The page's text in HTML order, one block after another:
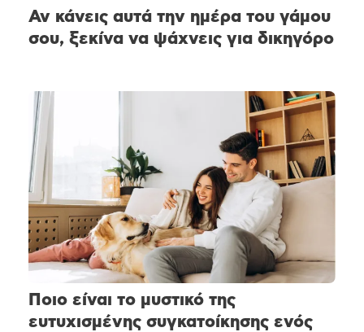
Αν κάνεις αυτά την ημέρα του γάμου
σου, ξεκίνα να ψάχνεις για δικηγόρο
Ποιο είναι το μυστικό της
ευτυχισμένης συγκατοίκησης ενός